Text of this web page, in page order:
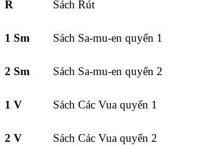
R Sách Rút
1 Sm Sách Sa-mu-en quyển 1
2 Sm Sách Sa-mu-en quyển 2
1 V Sách Các Vua quyển 1
2 V Sách Các Vua quyển 2